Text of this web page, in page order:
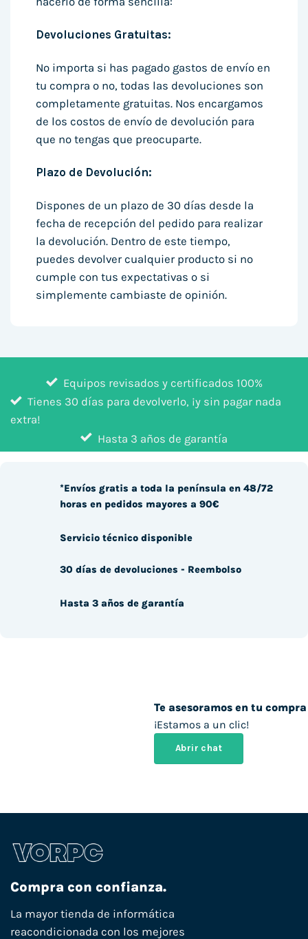
Devoluciones Gratuitas:
No importa si has pagado gastos de envío en
tu compra o no, todas las devoluciones son
completamente gratuitas. Nos encargamos
de los costos de envío de devolución para
que no tengas que preocuparte.
Plazo de Devolución:
Dispones de un plazo de 30 días desde la
fecha de recepción del pedido para realizar
la devolución. Dentro de este tiempo,
puedes devolver cualquier producto si no
cumple con tus expectativas o si
simplemente cambiaste de opinión.
Equipos revisados y certificados 100%
Tienes 30 días para devolverlo, ¡y sin pagar nada
extra!
Hasta 3 años de garantía
Te asesoramos en tu compra
¡Estamos a un clic!
Abrir chat
*Envíos gratis a toda la península en 48/72
horas en pedidos mayores a 90€
Servicio técnico disponible
30 días de devoluciones - Reembolso
Hasta 3 años de garantía
Compra con confianza.
La mayor tienda de informática
reacondicionada con los mejores